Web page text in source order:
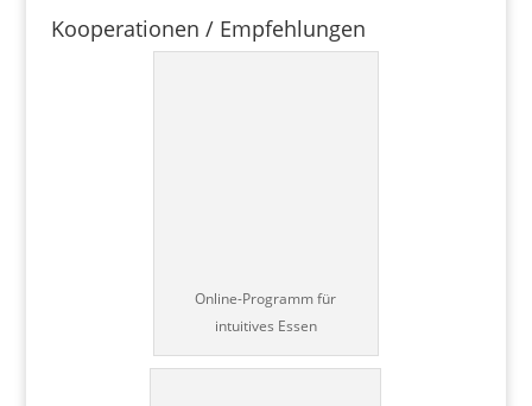
Kooperationen / Empfehlungen
Online-Programm für
intuitives Essen